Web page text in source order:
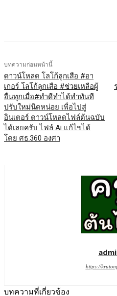
บทความก่อนหน้านี้
ดาวน์โหลด โลโก้ลูกเสือ #อา
เกอร์ โลโก้ลูกเสือ #ช่วยเหลือผู้
อื่นทุกเมื่อ#ทำดีทำได้ทำทันที
ปรับใหม่นิดหน่อย เพื่อไปสู่
อินเตอร์ ดาวน์โหลดไฟล์ต้นฉบับ
ได้เลยครับ ไฟล์ Ai แก้ไขได้
โดย ศธ.360 องศา
https://
บทความที่เกี่ยวข้อง